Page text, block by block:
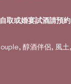
自取或婚宴試酒請預約